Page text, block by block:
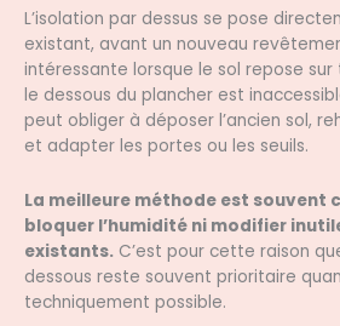
L’isolation par dessus se pose directement sur le plancher
existant, avant un nouveau
intéressante lorsque le sol repose
le dessous du plancher est
peut obliger à déposer l’ancien sol,
et adapter les portes ou les seuils.
La meilleure méthode est souvent celle qui isole sans
bloquer l’humidité ni modifier
existants. C’est pour cette raison
dessous reste souvent prioritaire
techniquement possible.